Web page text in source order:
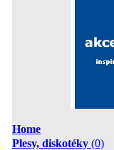
Home
Plesy, diskotéky (0)